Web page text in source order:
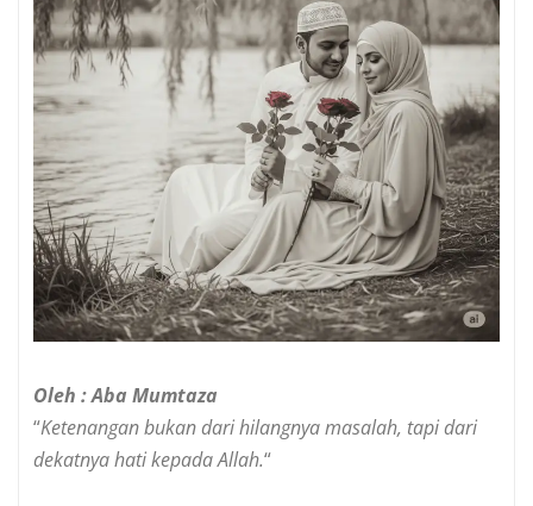
Oleh : Aba Mumtaza
“Ketenangan bukan dari hilangnya masalah, tapi dari
dekatnya hati kepada Allah.“